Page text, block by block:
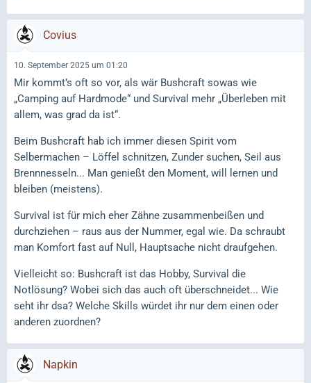
Covius
10. September 2025 um 01:20
Mir kommt’s oft so vor, als wär Bushcraft sowas wie
„Camping auf Hardmode“ und Survival mehr „Überleben mit
allem, was grad da ist“.
Beim Bushcraft hab ich immer diesen Spirit vom
Selbermachen – Löffel schnitzen, Zunder suchen, Seil aus
Brennnesseln... Man genießt den Moment, will lernen und
bleiben (meistens).
Survival ist für mich eher Zähne zusammenbeißen und
durchziehen – raus aus der Nummer, egal wie. Da schraubt
man Komfort fast auf Null, Hauptsache nicht draufgehen.
Vielleicht so: Bushcraft ist das Hobby, Survival die
Notlösung? Wobei sich das auch oft überschneidet... Wie
seht ihr dsa? Welche Skills würdet ihr nur dem einen oder
anderen zuordnen?
Napkin